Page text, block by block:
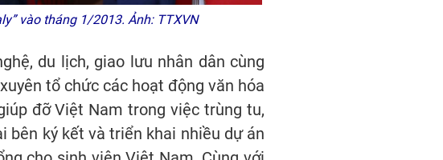
vào tháng 1/2013. Ảnh: TTXVN
du lịch, giao lưu nhân dân cùng
tổ chức các hoạt động văn hóa
đỡ Việt Nam trong việc trùng tu,
bên ký kết và triển khai nhiều dự án